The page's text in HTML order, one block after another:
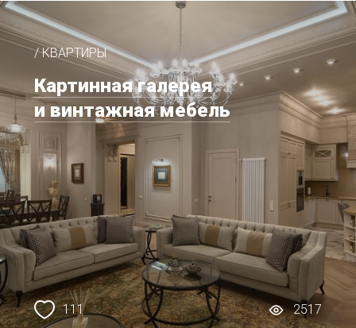
/ КВАРТИРЫ
Картинная галерея
и винтажная мебель
111 2517